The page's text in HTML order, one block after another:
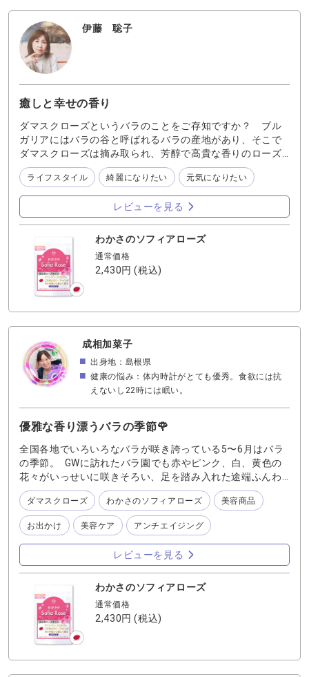
伊藤 聡子
癒しと幸せの香り
ダマスクローズというバラのことをご存知ですか？ ブル
ガリアにはバラの谷と呼ばれるバラの産地があり、そこで
ダマスクローズは摘み取られ、芳醇で高貴な香りのローズ
オイルが採れるのです。 いい香り〜♫というだけでなく、
ローズの香りは心と体を整えることもできます。 イライラ
したり、時間に追われたりで自分のことを嫌になったりす
ることがあるのですが、心穏やかに過ごせたらどんなにい
いか… しかもローズの香りがする人って、周りの人が好印
象を持つそうです。 すごい力だと思いませんか？ 先日ニュ
ースで、「急に猛暑日になって体がついていきません」と
答えている人がいました。バラで有名な公園でのインタビ
ューでしたが、暑くて大変だけどバラの香りで癒されてま
すとも話されていました。 特にダマスクローズの香りは華
ライフスタイル 綺麗になりたい 元気になりたい
レビューを見る
わかさのソフィアローズ
通常価格
2,430円(税込)
成相加菜子
出身地：島根県
健康の悩み：体内時計がとても優秀。食欲には抗
えないし22時には眠い。
優雅な香り漂うバラの季節🌹
全国各地でいろいろなバラが咲き誇っている5〜6月はバラ
の季節。 GWに訪れたバラ園でも赤やピンク、白、黄色の
花々がいっせいに咲きそろい、足を踏み入れた途端ふんわ
りとした香りに包まれていました🌹 それにしてもバラって
種類が多いこと多いこと！ 花びらの数や色の入り方も千差
万別で見比べるだけでも楽しい空間です。 『ソフィアロー
ズ』シリーズに使われているダマスクローズは、クレオパ
トラの時代から愛されていて、その香り高さからバラの女
王ともいわれています。 ブルガリアの「バラの谷」が最大
の産地である貴重なダマスクローズ。端から端までくまな
く探してみましたが、流石に近くのバラ園でダマスクロー
ズを見つける事はできませんでした💦そりゃそうか バラの
香りは心にもからだにも良い影響を与えてくれます。芳香
剤のような作った香りではなく、自然ないきいきとした優
雅な香りは心を落ち着けるのにもピッタリ！ なんだか「生
ダマスクローズ わかさのソフィアローズ 美容商品
お出かけ 美容ケア アンチエイジング
レビューを見る
わかさのソフィアローズ
通常価格
2,430円(税込)